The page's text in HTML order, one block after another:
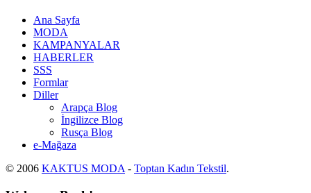
Ana Sayfa
MODA
KAMPANYALAR
HABERLER
SSS
Formlar
Diller
Arapça Blog
İngilizce Blog
Rusça Blog
e-Mağaza
© 2006 KAKTUS MODA - Toptan Kadın Tekstil.